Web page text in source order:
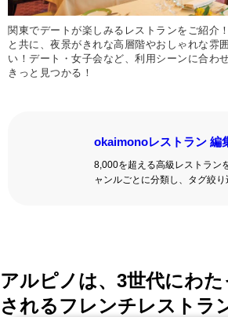
関東でデートが楽しみるレストランをご紹介
と共に、夜景がきれな高層階やおしゃれな雰
い！デート・女子会など、利用シーンに合わ
きっと見つかる！
okaimonoレストラン 編
8,000を超える高級レストラン
ャンルごとに分類し、タグ絞り
アルピノは、3世代にわ
されるフレンチレストラ